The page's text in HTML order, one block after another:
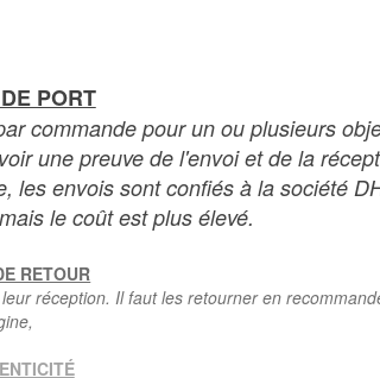
PORT
commande pour un ou plusieurs
une preuve de l'envoi et de la
les envois sont confiés à la société
le coût est plus élevé.
RETOUR
réception. Il faut les retourner en